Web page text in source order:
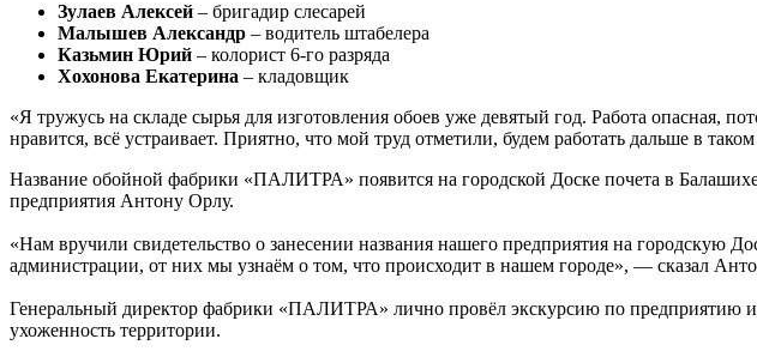
Зулаев Алексей – бригадир слесарей
Малышев Александр – водитель штабелера
Казьмин Юрий – колорист 6-го разряда
Хохонова Екатерина – кладовщик
«Я тружусь на складе сырья для изготовления обоев уже девятый год. Работа опасная,
нравится, всё устраивает. Приятно, что мой труд отметили, будем работать дальше в
Название обойной фабрики «ПАЛИТРА» появится на городской Доске почета в
предприятия Антону Орлу.
«Нам вручили свидетельство о занесении названия нашего предприятия на городскую
администрации, от них мы узнаём о том, что происходит в нашем городе», — сказал
Генеральный директор фабрики «ПАЛИТРА» лично провёл экскурсию по предприятию
ухоженность территории.